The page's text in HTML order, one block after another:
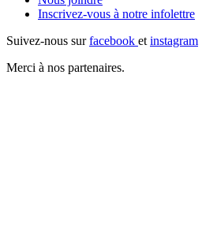
Inscrivez-vous à notre infolettre
Suivez-nous sur facebook et instagram
Merci à nos partenaires.